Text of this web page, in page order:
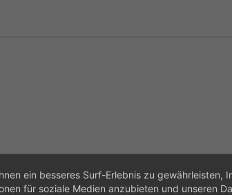
ein besseres Surf-Erlebnis zu gewährleisten,
für soziale Medien anzubieten und unseren